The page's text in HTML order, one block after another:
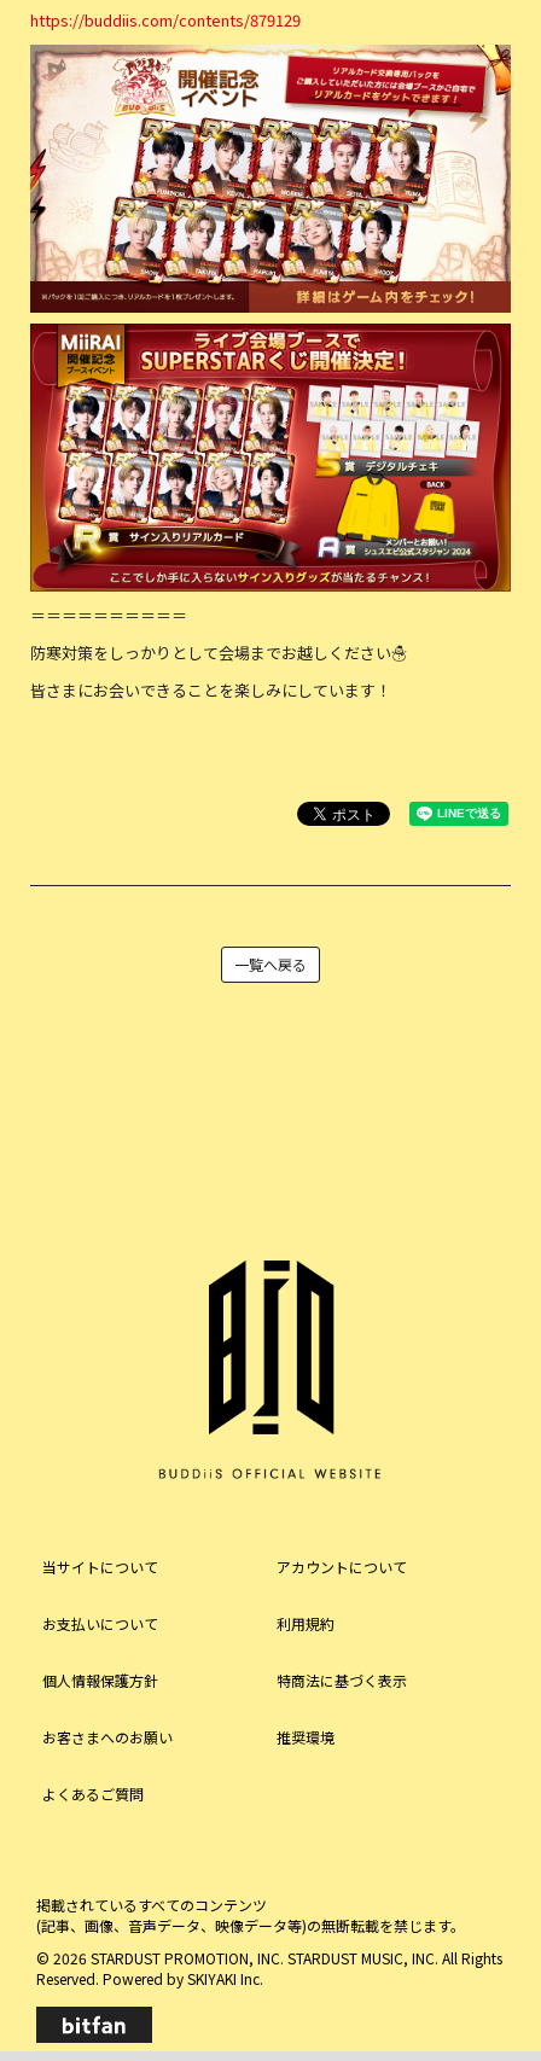
https://buddiis.com/contents/879129
＝＝＝＝＝＝＝＝＝＝
防寒対策をしっかりとして会場までお越しください☃️
皆さまにお会いできることを楽しみにしています！
一覧へ戻る
当サイトについて アカウントについて
お支払いについて 利用規約
個人情報保護方針 特商法に基づく表示
お客さまへのお願い 推奨環境
よくあるご質問
掲載されているすべてのコンテンツ
(記事、画像、音声データ、映像データ等)の無断転載を禁じます。
© 2026 STARDUST PROMOTION, INC. STARDUST MUSIC, INC. All Rights
Reserved. Powered bySKIYAKI Inc.